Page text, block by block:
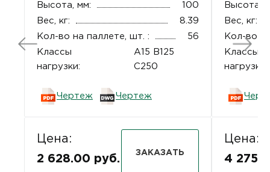
Высота, мм:
100
Вес, кг:
8.39
Кол-во на паллете, шт. :
56
Классы
нагрузки:
A15 B125
C250
Чертеж Чертеж
Цена:
2 628.00 руб.
ЗАКАЗАТЬ
Высота,
Вес, кг:
Кол-во
Классы
нагрузки:
Цена:
4